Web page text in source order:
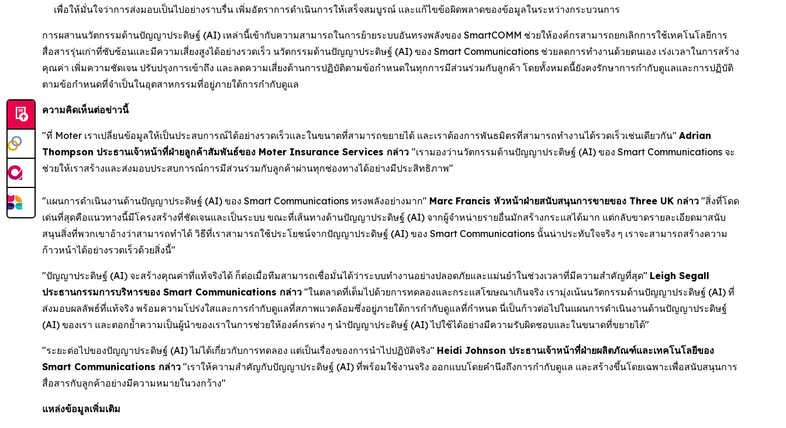
เพื่อให้มั่นใจว่าการส่งมอบเป็นไปอย่างราบรื่น เพิ่มอัตราการดำเนินการให้เสร็จสมบูรณ์ และแก้ไขข้อผิดพลาดของข้อมูลในระหว่างกระบวนการ
การผสานนวัตกรรมด้านปัญญาประดิษฐ์ (AI) เหล่านี้เข้ากับความสามารถในการย้ายระบบอันทรงพลังของ SmartCOMM ช่วยให้องค์กรสามารถยกเลิกการใช้เทคโนโลยีการ
สื่อสารรุ่นเก่าที่ซับซ้อนและมีความเสี่ยงสูงได้อย่างรวดเร็ว นวัตกรรมด้านปัญญาประดิษฐ์ (AI) ของ Smart Communications ช่วยลดการทำงานด้วยตนเอง เร่งเวลาในการสร้าง
คุณค่า เพิ่มความชัดเจน ปรับปรุงการเข้าถึง และลดความเสี่ยงด้านการปฏิบัติตามข้อกำหนดในทุกการมีส่วนร่วมกับลูกค้า โดยทั้งหมดนี้ยังคงรักษาการกำกับดูแลและการปฏิบัติ
ตามข้อกำหนดที่จำเป็นในอุตสาหกรรมที่อยู่ภายใต้การกำกับดูแล
ความคิดเห็นต่อข่าวนี้
"ที่ Moter เราเปลี่ยนข้อมูลให้เป็นประสบการณ์ได้อย่างรวดเร็วและในขนาดที่สามารถขยายได้ และเราต้องการพันธมิตรที่สามารถทำงานได้รวดเร็วเช่นเดียวกัน" Adrian
Thompson ประธานเจ้าหน้าที่ฝ่ายลูกค้าสัมพันธ์ของ Moter Insurance Services กล่าว "เรามองว่านวัตกรรมด้านปัญญาประดิษฐ์ (AI) ของ Smart Communications จะ
ช่วยให้เราสร้างและส่งมอบประสบการณ์การมีส่วนร่วมกับลูกค้าผ่านทุกช่องทางได้อย่างมีประสิทธิภาพ"
"แผนการดำเนินงานด้านปัญญาประดิษฐ์ (AI) ของ Smart Communications ทรงพลังอย่างมาก" Marc Francis หัวหน้าฝ่ายสนับสนุนการขายของ Three UK กล่าว "สิ่งที่โดด
เด่นที่สุดคือแนวทางนี้มีโครงสร้างที่ชัดเจนและเป็นระบบ ขณะที่เส้นทางด้านปัญญาประดิษฐ์ (AI) จากผู้จำหน่ายรายอื่นมักสร้างกระแสได้มาก แต่กลับขาดรายละเอียดมาสนับ
สนุนสิ่งที่พวกเขาอ้างว่าสามารถทำได้ วิธีที่เราสามารถใช้ประโยชน์จากปัญญาประดิษฐ์ (AI) ของ Smart Communications นั้นน่าประทับใจจริง ๆ เราจะสามารถสร้างความ
ก้าวหน้าได้อย่างรวดเร็วด้วยสิ่งนี้"
"ปัญญาประดิษฐ์ (AI) จะสร้างคุณค่าที่แท้จริงได้ ก็ต่อเมื่อทีมสามารถเชื่อมั่นได้ว่าระบบทำงานอย่างปลอดภัยและแม่นยำในช่วงเวลาที่มีความสำคัญที่สุด" Leigh Segall
ประธานกรรมการบริหารของ Smart Communications กล่าว "ในตลาดที่เต็มไปด้วยการทดลองและกระแสโฆษณาเกินจริง เรามุ่งเน้นนวัตกรรมด้านปัญญาประดิษฐ์ (AI) ที่
ส่งมอบผลลัพธ์ที่แท้จริง พร้อมความโปร่งใสและการกำกับดูแลที่สภาพแวดล้อมซึ่งอยู่ภายใต้การกำกับดูแลที่กำหนด นี่เป็นก้าวต่อไปในแผนการดำเนินงานด้านปัญญาประดิษฐ์
(AI) ของเรา และตอกย้ำความเป็นผู้นำของเราในการช่วยให้องค์กรต่าง ๆ นำปัญญาประดิษฐ์ (AI) ไปใช้ได้อย่างมีความรับผิดชอบและในขนาดที่ขยายได้"
"ระยะต่อไปของปัญญาประดิษฐ์ (AI) ไม่ได้เกี่ยวกับการทดลอง แต่เป็นเรื่องของการนำไปปฏิบัติจริง" Heidi Johnson ประธานเจ้าหน้าที่ฝ่ายผลิตภัณฑ์และเทคโนโลยีของ
Smart Communications กล่าว "เราให้ความสำคัญกับปัญญาประดิษฐ์ (AI) ที่พร้อมใช้งานจริง ออกแบบโดยคำนึงถึงการกำกับดูแล และสร้างขึ้นโดยเฉพาะเพื่อสนับสนุนการ
สื่อสารกับลูกค้าอย่างมีความหมายในวงกว้าง"
แหล่งข้อมูลเพิ่มเติม